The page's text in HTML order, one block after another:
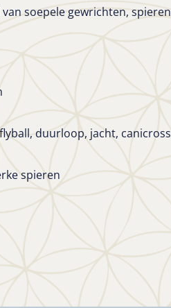
soepele gewrichten, spieren
duurloop, jacht, canicross
spieren